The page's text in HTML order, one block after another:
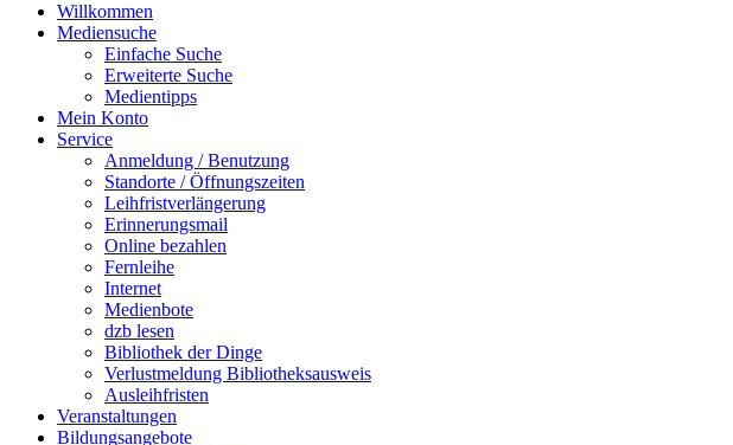
Willkommen
Mediensuche
Einfache Suche
Erweiterte Suche
Medientipps
Mein Konto
Service
Anmeldung / Benutzung
Standorte / Öffnungszeiten
Leihfristverlängerung
Erinnerungsmail
Online bezahlen
Fernleihe
Internet
Medienbote
dzb lesen
Bibliothek der Dinge
Verlustmeldung Bibliotheksausweis
Ausleihfristen
Veranstaltungen
Bildungsangebote